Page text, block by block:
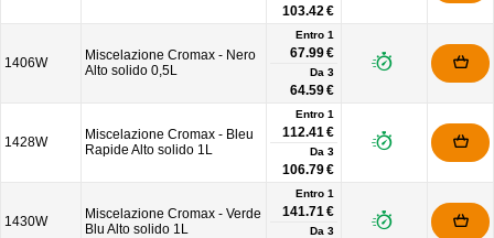
103.42 €
1406W
Miscelazione Cromax - Nero
Alto solido 0,5L
Entro 1
67.99 €
Da 3
64.59 €
1428W
Miscelazione Cromax - Bleu
Rapide Alto solido 1L
Entro 1
112.41 €
Da 3
106.79 €
1430W
Miscelazione Cromax - Verde
Blu Alto solido 1L
Entro 1
141.71 €
Da 3